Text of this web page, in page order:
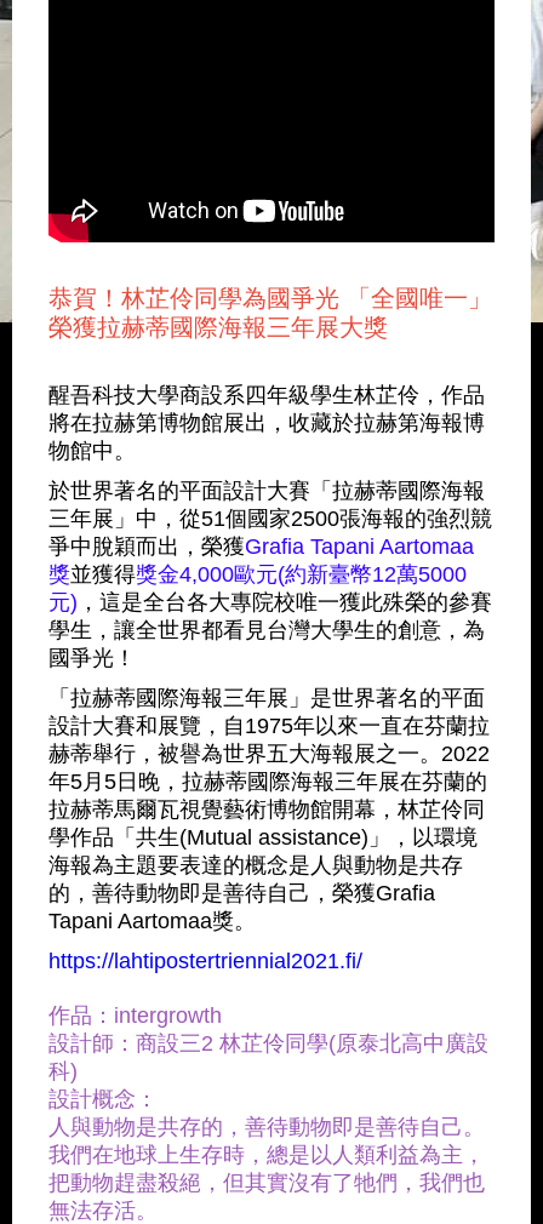
恭賀！林芷伶同學為國爭光 「全國唯一」
榮獲拉赫蒂國際海報三年展大獎
醒吾科技大學商設系四年級學生林芷伶，作品
將在拉赫第博物館展出，收藏於拉赫第海報博
物館中。
於世界著名的平面設計大賽「拉赫蒂國際海報
三年展」中，從51個國家2500張海報的強烈競
爭中脫穎而出，榮獲Grafia Tapani Aartomaa
獎並獲得獎金4,000歐元(約新臺幣12萬5000
元) ，這是全台各大專院校唯一獲此殊榮的參賽
學生，讓全世界都看見台灣大學生的創意，為
國爭光！
「拉赫蒂國際海報三年展」是世界著名的平面
設計大賽和展覽，自1975年以來一直在芬蘭拉
赫蒂舉行，被譽為世界五大海報展之一。2022
年5月5日晚，拉赫蒂國際海報三年展在芬蘭的
拉赫蒂馬爾瓦視覺藝術博物館開幕，林芷伶同
學作品「共生(Mutual assistance)」，以環境
海報為主題要表達的概念是人與動物是共存
的，善待動物即是善待自己，榮獲Grafia
Tapani Aartomaa獎。
https://lahtipostertriennial2021.fi/
作品：intergrowth
設計師：商設三2 林芷伶同學(原泰北高中廣設
科)
設計概念：
人與動物是共存的，善待動物即是善待自己。
我們在地球上生存時，總是以人類利益為主，
把動物趕盡殺絕，但其實沒有了牠們，我們也
無法存活。